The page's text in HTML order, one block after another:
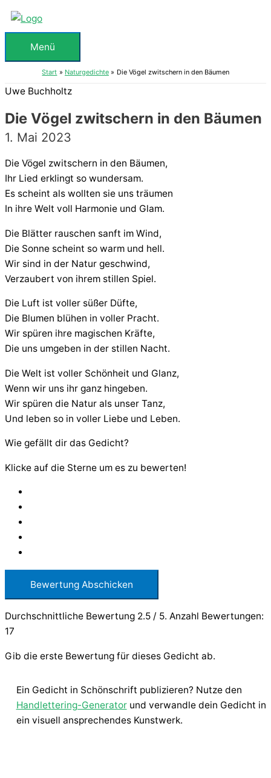
Zum
Inhalt
springenMenü
Menü
Start Naturgedichte Die Vögel zwitschern in den Bäumen
Uwe Buchholtz
Die Vögel zwitschern in den Bäumen
1. Mai 2023
Die Vögel zwitschern in den Bäumen,
Ihr Lied erklingt so wundersam.
Es scheint als wollten sie uns träumen
In ihre Welt voll Harmonie und Glam.
Die Blätter rauschen sanft im Wind,
Die Sonne scheint so warm und hell.
Wir sind in der Natur geschwind,
Verzaubert von ihrem stillen Spiel.
Die Luft ist voller süßer Düfte,
Die Blumen blühen in voller Pracht.
Wir spüren ihre magischen Kräfte,
Die uns umgeben in der stillen Nacht.
Die Welt ist voller Schönheit und Glanz,
Wenn wir uns ihr ganz hingeben.
Wir spüren die Natur als unser Tanz,
Und leben so in voller Liebe und Leben.
Wie gefällt dir das Gedicht?
Klicke auf die Sterne um es zu bewerten!
Bewertung Abschicken
Durchschnittliche Bewertung 2.5 / 5. Anzahl Bewertungen:
17
Gib die erste Bewertung für dieses Gedicht ab.
Ein Gedicht in Schönschrift publizieren? Nutze den
Handlettering-Generatorund verwandle dein Gedicht in
ein visuell ansprechendes Kunstwerk.